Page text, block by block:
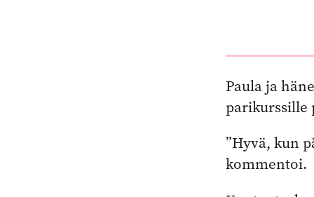
Paula ja
parikurssille
”Hyvä, kun
kommentoi.